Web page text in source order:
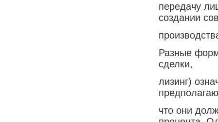
передачу
создании
Разные
сделки,
лизинг)
что они